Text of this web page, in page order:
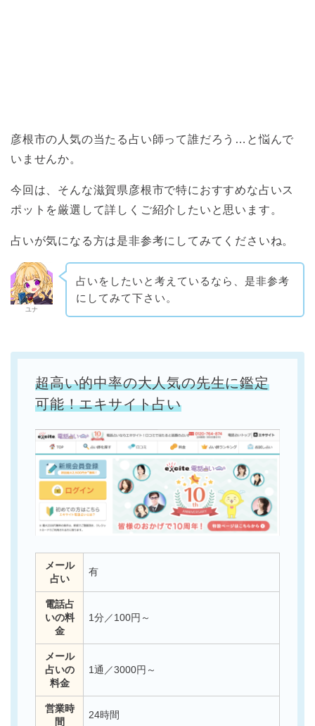
彦根市の人気の当たる占い師って誰だろう…と悩んで
いませんか。
今回は、そんな滋賀県彦根市で特におすすめな占いス
ポットを厳選して詳しくご紹介したいと思います。
占いが気になる方は是非参考にしてみてくださいね。
ユナ
占いをしたいと考えているなら、是非参考
にしてみて下さい。
超高い的中率の大人気の先生に鑑定
可能！エキサイト占い
メール
占い
有
電話占
いの料
金
1分／100円～
メール
占いの
料金
1通／3000円～
営業時
間
24時間